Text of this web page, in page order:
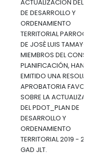
ACTUALIZACIÒN DEL
DE DESARROLLO Y
ORDENAMIENTO
TERRITORIAL
DE JOSÈ LUIS
MIEMBROS DEL
PLANIFICACIÓN, HAN
EMITIDO UNA
APROBATORIA
SOBRE LA
DEL PDOT_PLAN DE
DESARROLLO Y
ORDENAMIENTO
TERRITORIAL 2019 -
GAD JLT.